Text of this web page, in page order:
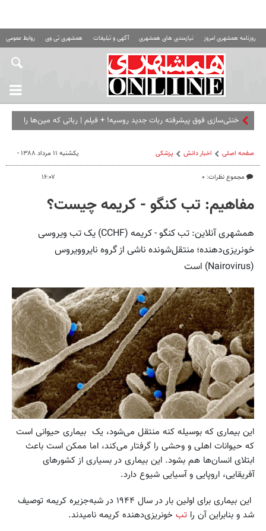
روزنامه همشهری امروز نیازمندی های همشهری آگهی و تبلیغات همشهری تی وی روابط عمومی
خنثی‌سازی فوق پیشرفته ربات جدید روسیه! + فیلم | رباتی که مین‌ها را
صفحه اصلی اخبار دانش پزشکی
مجموع نظرات: ۰
یکشنبه ۱۱ مرداد ۱۳۸۸ -
۱۶:۰۷
مفاهیم: تب کنگو - کریمه چیست؟
همشهری آنلاین: تب کنگو - کریمه (CCHF) یک تب ویروسی
خونریزی‌دهنده؛ منتقل‌شونده ناشی از گروه نایروویروس
(Nairovirus) است
این بیماری که بوسیله کنه منتقل می‌شود، یک بیماری حیوانی است
که حیوانات اهلی و وحشی را گرفتار می‌کند،‌ اما ممکن است باعث
ابتلای انسان‌ها هم بشود. این بیماری در بسیاری از کشورهای
آفریقایی، اروپایی و آسیایی شیوع دارد.
این بیماری برای اولین بار در سال ۱۹۴۴ در شبه‌جزیره کریمه توصیف
شد و بنابراین آن را تب خونریزی‌دهنده کریمه نامیدند.